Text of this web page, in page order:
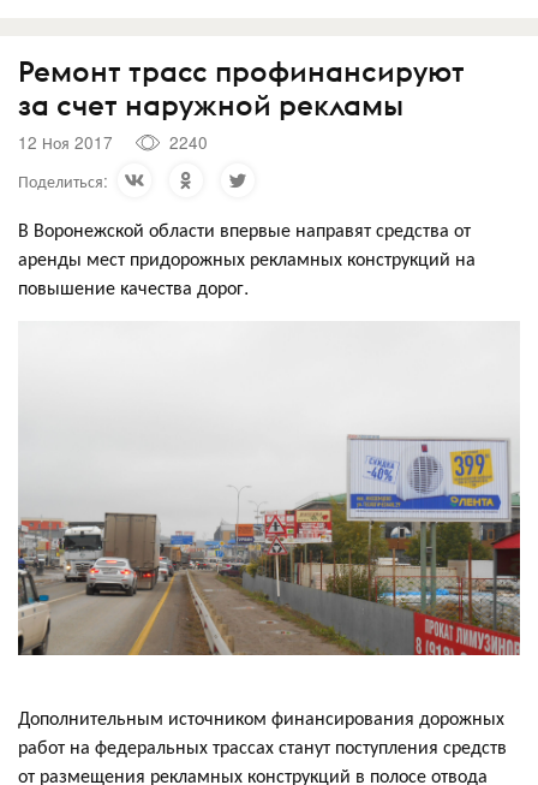
Ремонт трасс профинансируют
за счет наружной рекламы
12 Ноя 2017
2240
Поделиться:
В Воронежской области впервые направят средства от
аренды мест придорожных рекламных конструкций на
повышение качества дорог.
Дополнительным источником финансирования дорожных
работ на федеральных трассах станут поступления средств
от размещения рекламных конструкций в полосе отвода